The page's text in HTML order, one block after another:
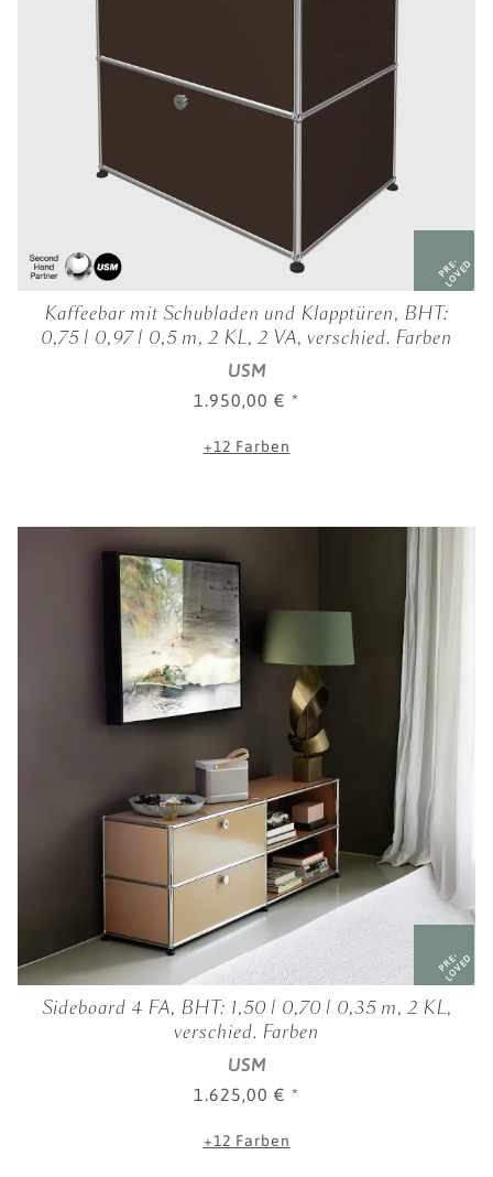
PRE-
LOVED
Kaffeebar mit Schubladen und Klapptüren, BHT:
0,75 | 0,97 | 0,5 m, 2 KL, 2 VA, verschied. Farben
USM
1.950,00 € *
+12 Farben
PRE-
LOVED
Sideboard 4 FA, BHT: 1,50 | 0,70 | 0,35 m, 2 KL,
verschied. Farben
USM
1.625,00 € *
+12 Farben